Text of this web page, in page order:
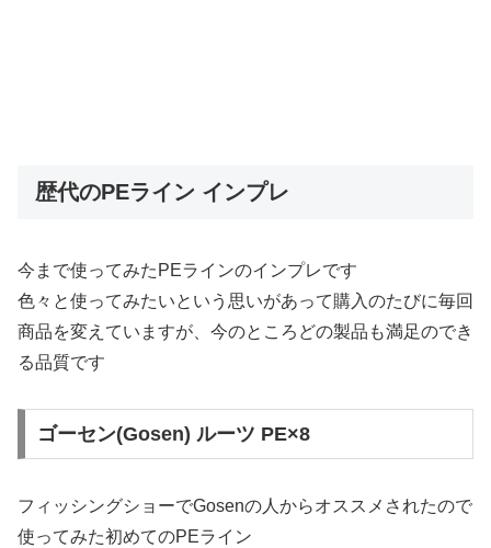
歴代のPEライン インプレ
今まで使ってみたPEラインのインプレです
色々と使ってみたいという思いがあって購入のたびに毎回
商品を変えていますが、今のところどの製品も満足のでき
る品質です
ゴーセン(Gosen) ルーツ PE×8
フィッシングショーでGosenの人からオススメされたので
使ってみた初めてのPEライン